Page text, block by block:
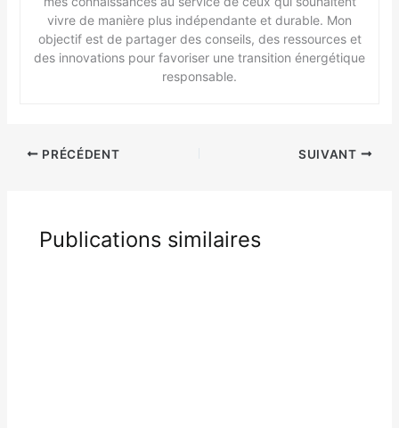
vivre de manière plus indépendante et durable. Mon
objectif est de partager des conseils, des ressources et
des innovations pour favoriser une transition énergétique
responsable.
PRÉCÉDENT SUIVANT
Publications similaires